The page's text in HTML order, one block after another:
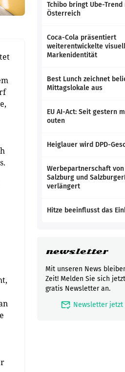
Tchibo bringt Ube-Trend
Österreich
Coca-Cola präsentiert
weiterentwickelte
Markenidentität
Best Lunch zeichnet
Mittagslokale aus
EU AI-Act: Seit gestern
outen
Heiglauer wird DPD-
Werbepartnerschaft von
Salzburg und
verlängert
Hitze beeinflusst das
newsletter
Mit unseren News
Zeit! Melden Sie sich
gratis Newsletter an.
mark_email_read Newsletter jetzt